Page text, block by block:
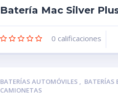
Batería Mac Silver
0 calificaciones
BATERÍAS AUTOMÓVILES , BATERÍAS
CAMIONETAS